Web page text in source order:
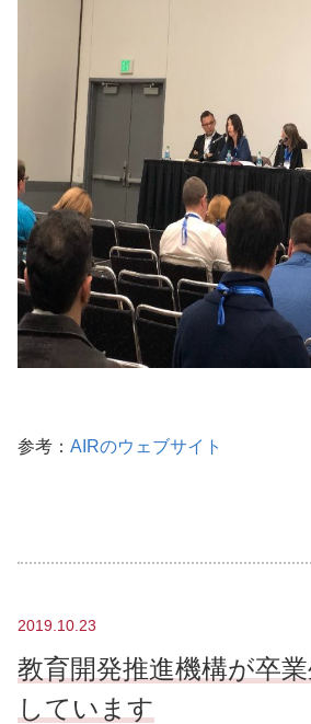
参考： AIRのウェブサイト
2019.10.23
教育開発推進機構が卒
しています